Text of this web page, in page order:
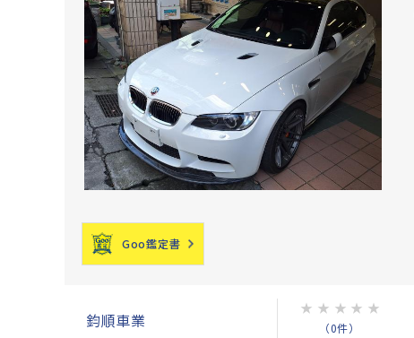
Goo鑑定書
鈞順車業
★ ★ ★ ★ ★
（0件）